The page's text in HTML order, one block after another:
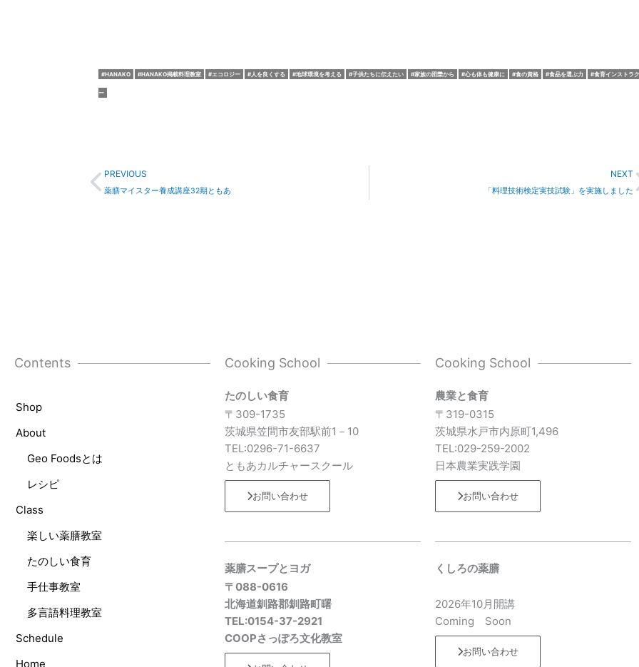
HANAKO HANAKO掲載料理教室 エコロジー 人を良くする 地球環境を考える 子供たちに伝えたい 家族の団欒から 心も体も健康に 食の資格 食品を選ぶ力 食育インストラ
ー
Prev
PREVIOUS
薬膳マイスター養成講座32期ともあ
NEXT
「料理技術検定実技試験」を実施しました
Contents
Shop
About
Geo Foodsとは
レシピ
Class
楽しい薬膳教室
たのしい食育
手仕事教室
多言語料理教室
Schedule
Home
Cooking School
たのしい食育
〒309-1735
茨城県笠間市友部駅前1－10
TEL:0296-71-6637
ともあカルチャースクール
お問い合わせ
薬膳スープとヨガ
〒088-0616
北海道釧路郡釧路町曙
TEL:0154-37-2921
COOPさっぽろ文化教室
Cooking School
農業と食育
〒319-0315
茨城県水戸市内原町1,496
TEL:029-259-2002
日本農業実践学園
お問い合わせ
くしろの薬膳
2026年10月開講
Coming Soon
お問い合わせ